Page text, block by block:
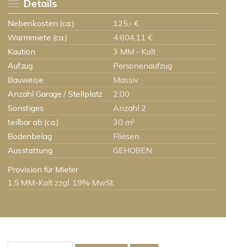
Details
Nebenkosten (ca.)
125,- €
Warmmiete (ca.)
4.604,11 €
Kaution
3 MM - Kalt
Aufzug
Personenaufzug
Bauweise
Massiv
Anzahl Garage / Stellplatz
2.00
Sonstiges
Anzahl 2
teilbar ab (ca.)
30 m²
Bodenbelag
Fliesen
Ausstattung
GEHOBEN
Provision für Mieter
1,5 MM-Kalt zzgl. 19% MwSt.